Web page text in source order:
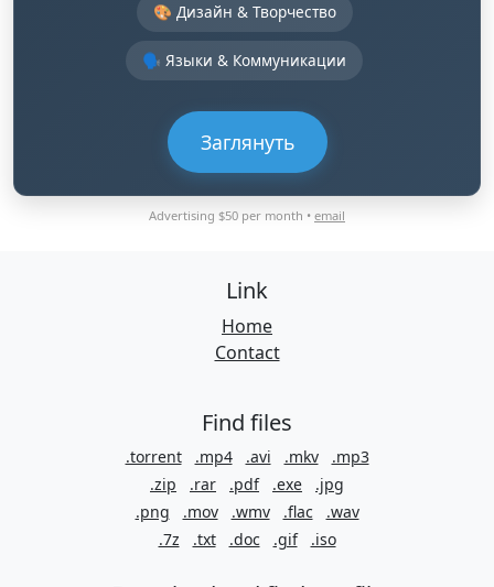
🎨 Дизайн & Творчество
🗣️ Языки & Коммуникации
Заглянуть
Advertising $50 per month • email
Link
Home
Contact
Find files
.torrent .mp4 .avi .mkv
.mp3
.zip
.rar .pdf .exe
.jpg
.png
.mov .wmv .flac
.wav
.7z
.txt .doc .gif .iso